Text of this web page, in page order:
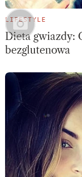
LIFESTYLE
Dieta gwiazdy:
bezglutenowa